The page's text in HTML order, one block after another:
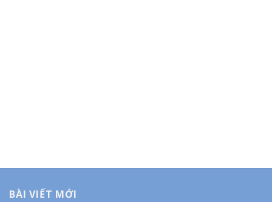
BÀI VIẾT MỚI